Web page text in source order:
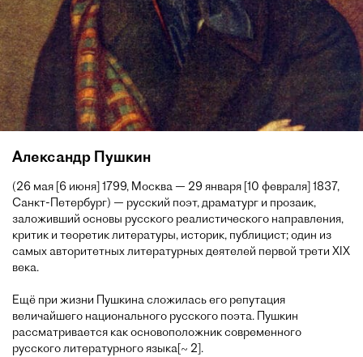
Александр Пушкин
(26 мая [6 июня] 1799, Москва — 29 января [10 февраля] 1837,
Санкт-Петербург) — русский поэт, драматург и прозаик,
заложивший основы русского реалистического направления,
критик и теоретик литературы, историк, публицист; один из
самых авторитетных литературных деятелей первой трети XIX
века.
Ещё при жизни Пушкина сложилась его репутация
величайшего национального русского поэта. Пушкин
рассматривается как основоположник современного
русского литературного языка[~ 2].